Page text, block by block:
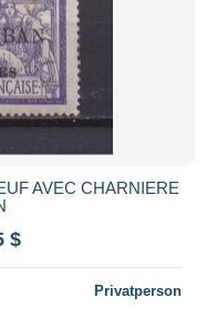
AVEC CHARNIERE
$
Privatperson